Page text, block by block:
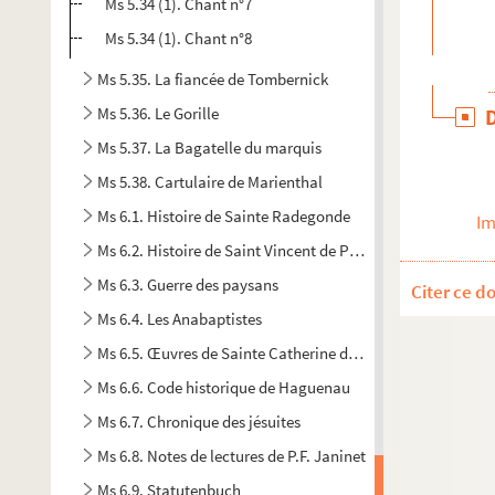
Ms 5.34 (1). Chant n°8
Ms 5.35. La fiancée de Tombernick
Ms 5.36. Le Gorille
Ms 5.37. La Bagatelle du marquis
Ms 5.38. Cartulaire de Marienthal
Ms 6.1. Histoire de Sainte Radegonde
Ms 6.2. Histoire de Saint Vincent de Paul
Ms 6.3. Guerre des paysans
Ms 6.4. Les Anabaptistes
Ms 6.5. Œuvres de Sainte Catherine de Gênes
Ms 6.6. Code historique de Haguenau
Ms 6.7. Chronique des jésuites
Ms 6.8. Notes de lectures de P.F. Janinet
Ms 6.9. Statutenbuch
Citer ce